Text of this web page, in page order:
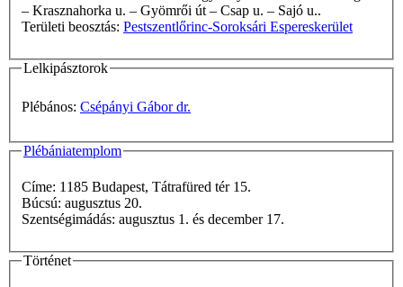
– Krasznahorka u. – Gyömrői út – Csap u. – Sajó u..
Területi beosztás: Pestszentlőrinc-Soroksári Espereskerület
Lelkipásztorok
Plébános: Csépányi Gábor dr.
Plébániatemplom
Címe: 1185 Budapest, Tátrafüred tér 15.
Búcsú: augusztus 20.
Szentségimádás: augusztus 1. és december 17.
Történet